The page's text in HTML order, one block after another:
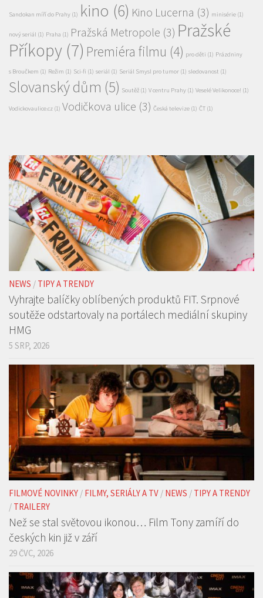
Sandokan míří do Prahy (1) kino (6) Kino Lucerna (3) minisérie (1)
nový seriál (1) Praha (1) Pražská Metropole (3) Pražské
Příkopy (7) Premiéra filmu (4) pro děti (1) Prázdniny
s Broučkem (1) Režim (1) Sci-fi (1) seriál (1) Seriál Smysl pro tumor (1) sledovanost (1)
Slovanský dům (5) Soutěž (1) V centru Prahy (1) Veselé Velikonoce! (1)
Vodickovaulice.cz (1) Vodičkova ulice (3) Česká televize (1) ČT (1)
NEWS / TIPY A TRENDY
Vyhrajte balíčky oblíbených produktů FIT. Srpnové
soutěže odstartovaly na portálech mediální skupiny
HMG
5 SRP, 2026
FILMOVÉ NOVINKY / FILMY, SERIÁLY A TV / NEWS / TIPY A TRENDY
/ TRAILERY
Než se stal světovou ikonou… Film Tony zamíří do
českých kin již v září
29 ČVC, 2026